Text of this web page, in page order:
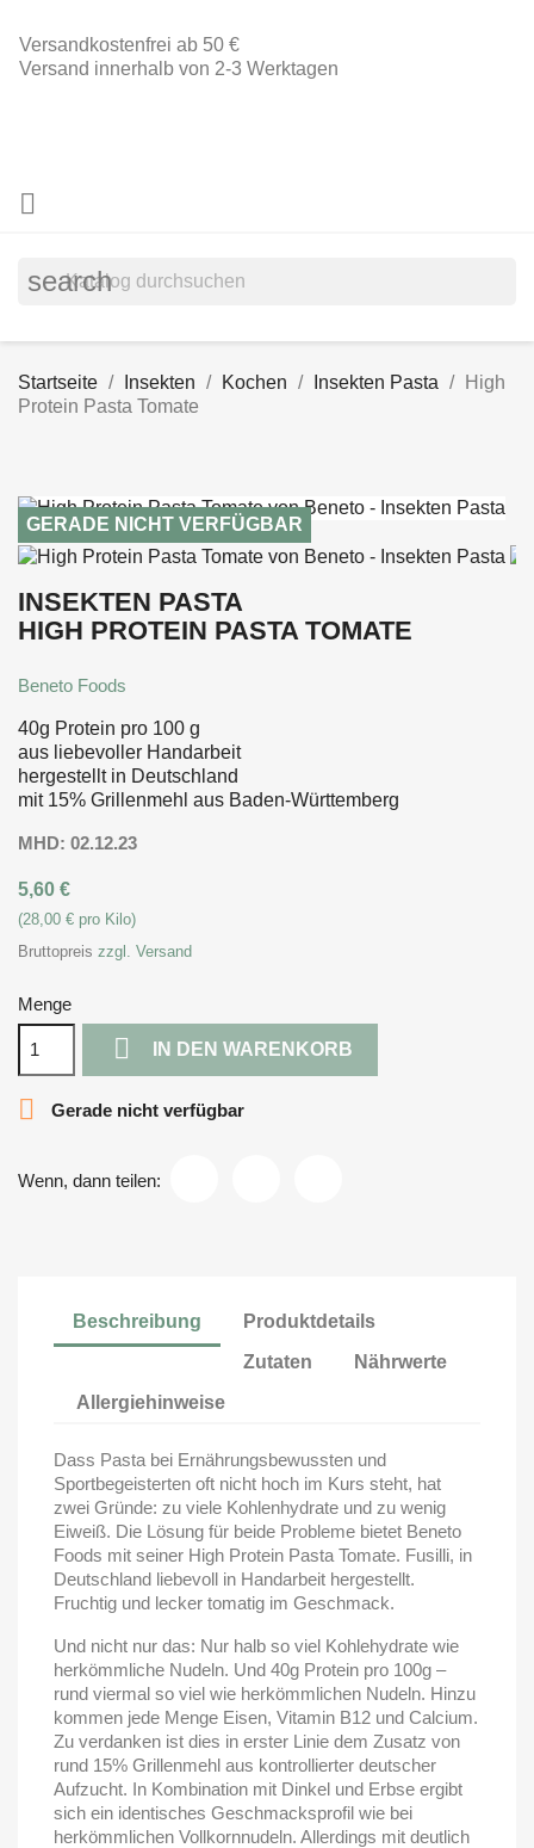
Versandkostenfrei ab 50 €
Versand innerhalb von 2-3 Werktagen

search
Startseite Insekten Kochen Insekten Pasta
High
Protein Pasta Tomate
GERADE NICHT VERFÜGBAR
INSEKTEN PASTA
HIGH PROTEIN PASTA TOMATE
Beneto Foods
40g Protein pro 100 g
aus liebevoller Handarbeit
hergestellt in Deutschland
mit 15% Grillenmehl aus Baden-Württemberg
MHD: 02.12.23
5,60 €
(28,00 € pro Kilo)
Bruttopreis zzgl. Versand
Menge
 IN DEN WARENKORB
 Gerade nicht verfügbar
Wenn, dann teilen:
Beschreibung
Produktdetails
Zutaten
Nährwerte
Allergiehinweise
Dass Pasta bei Ernährungsbewussten und
Sportbegeisterten oft nicht hoch im Kurs steht, hat
zwei Gründe: zu viele Kohlenhydrate und zu wenig
Eiweiß. Die Lösung für beide Probleme bietet Beneto
Foods mit seiner High Protein Pasta Tomate. Fusilli, in
Deutschland liebevoll in Handarbeit hergestellt.
Fruchtig und lecker tomatig im Geschmack.
Und nicht nur das: Nur halb so viel Kohlehydrate wie
herkömmliche Nudeln. Und 40g Protein pro 100g –
rund viermal so viel wie herkömmlichen Nudeln. Hinzu
kommen jede Menge Eisen, Vitamin B12 und Calcium.
Zu verdanken ist dies in erster Linie dem Zusatz von
rund 15% Grillenmehl aus kontrollierter deutscher
Aufzucht. In Kombination mit Dinkel und Erbse ergibt
sich ein identisches Geschmacksprofil wie bei
herkömmlichen Vollkornnudeln. Allerdings mit deutlich